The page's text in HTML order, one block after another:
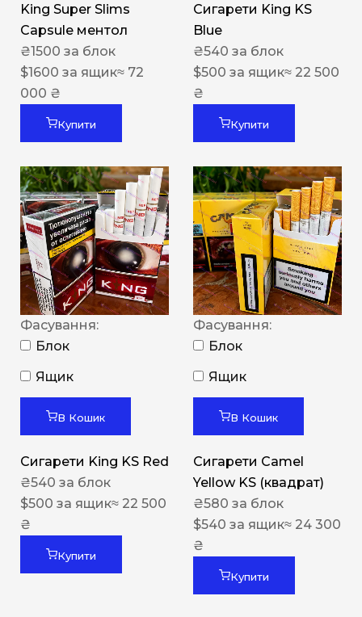
King Super Slims
Capsule ментол
₴1500 за блок
$1600 за ящик≈ 72
000 ₴
Купити
Сигарети King KS
Blue
₴540 за блок
$500 за ящик≈ 22 500
₴
Купити
Фасування:
Блок
Ящик
В Кошик
Сигарети King KS Red
₴540 за блок
$500 за ящик≈ 22 500
₴
Купити
Фасування:
Блок
Ящик
В Кошик
Сигарети Camel
Yellow KS (квадрат)
₴580 за блок
$540 за ящик≈ 24 300
₴
Купити